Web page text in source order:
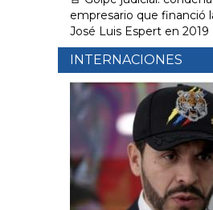
empresario que financió
José Luis Espert en 2019
INTERNACIONES